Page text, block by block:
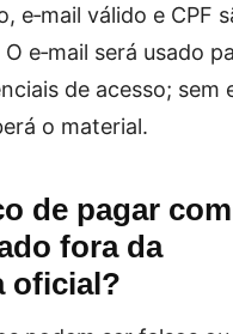
e‑mail válido e CPF
e‑mail será usado
de acesso; sem
o material.
de pagar com
fora da
oficial?